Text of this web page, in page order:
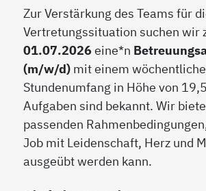
Zur Verstärkung des Teams für
Vertretungssituation suchen wir
01.07.2026eine*n
(m/w/d) mit einem
Stundenumfang in Höhe von
Aufgaben sind bekannt. Wir
passenden
Job mit Leidenschaft, Herz und
ausgeübt werden kann.